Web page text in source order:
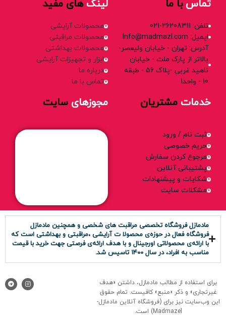
تماسبا ما
تلفن: 26208311-021
ایمیل: Info@madmazl.com
آدرس: تهران - خیابان ولیعصر-
بالاتر از پارک ملت - خیابان
ناهید غربی -پلاک 56 - طبقه
10 - واحد1
لینک های مفید
محصولات آرایشی
محصولات مراقبتی
محصولات بهداشتی
ابزار و تجهیزات آرایشی
درباره ما
تماس با ما
خدمات مشتریان
ثبت نام / ورود
حریم خصوصی
مرجوع کردن سفارش
پشتیبانی آنلاین
شکایات و پیشنهادات
مشکلات سایت
مجوزهای سایت
مادمازل فروشگاه تخصصی مراقبت های شخصی و همچنین مادمازل
فروشگاه فعال در حوزه‌ی محصولا ت آرایشی ،مراقبتی و بهداشتی است که
با ارائه‌ی محصولاتی اورجینال و با هدف ارائه‌ی فرصتی جهت خرید با قیمت
مناسب به افراد، در سال ۱۴۰0 تاسیس شد.
برای استفاده از مطالب مادمازل، داشتن «هدف
غیرتجاری» و ذکر «منبع» کافیست. تمام حقوق
اين وب‌سايت نیز برای (فروشگاه آنلاین مادمازل-
Madmazel) است.